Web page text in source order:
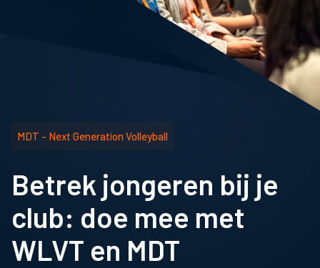
MDT - Next Generation Volleyball
Betrek jongeren bij je
club: doe mee met
WLVT en MDT